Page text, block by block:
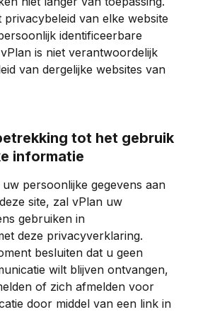
van elke website
identificeerbare
is niet verantwoordelijk
van dergelijke websites van
tot het gebruik
informatie
persoonlijke gegevens aan
site, zal vPlan uw
gebruiken in
deze privacyverklaring.
besluiten dat u geen
wilt blijven ontvangen,
of zich afmelden voor
door middel van een link in